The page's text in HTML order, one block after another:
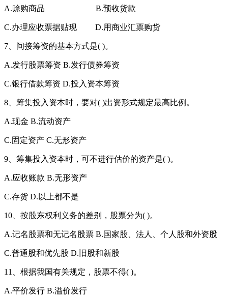
A.赊购商品 B.预收货款
C.办理应收票据贴现 D.用商业汇票购货
7、间接筹资的基本方式是( )。
A.发行股票筹资 B.发行债券筹资
C.银行借款筹资 D.投入资本筹资
8、筹集投入资本时，要对( )出资形式规定最高比例。
A.现金 B.流动资产
C.固定资产 C.无形资产
9、筹集投入资本时，可不进行估价的资产是( )。
A.应收账款 B.无形资产
C.存货 D.以上都不是
10、按股东权利义务的差别，股票分为( )。
A.记名股票和无记名股票 B.国家股、法人、个人股和外资股
C.普通股和优先股 D.旧股和新股
11、根据我国有关规定，股票不得( )。
A.平价发行 B.溢价发行